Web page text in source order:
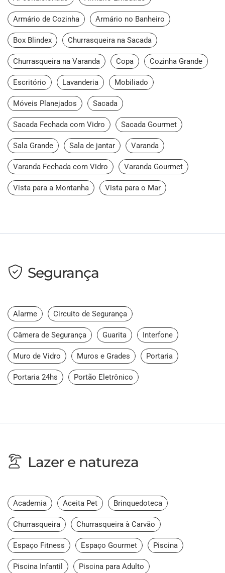
Armário de Cozinha Armário no Banheiro
Box Blindex Churrasqueira na Sacada
Churrasqueira na Varanda Copa Cozinha Grande
Escritório Lavanderia Mobiliado
Móveis Planejados Sacada
Sacada Fechada com Vidro Sacada Gourmet
Sala Grande Sala de jantar Varanda
Varanda Fechada com Vidro Varanda Gourmet
Vista para a Montanha Vista para o Mar
Segurança
Alarme Circuito de Segurança
Câmera de Segurança Guarita Interfone
Muro de Vidro Muros e Grades Portaria
Portaria 24hs Portão Eletrônico
Lazer e natureza
Academia Aceita Pet Brinquedoteca
Churrasqueira Churrasqueira à Carvão
Espaço Fitness Espaço Gourmet Piscina
Piscina Infantil Piscina para Adulto